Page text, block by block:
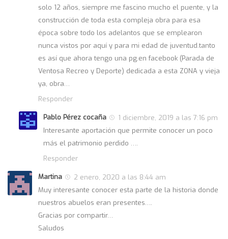
solo 12 años, siempre me fascino mucho el puente, y la
construcción de toda esta compleja obra para esa
época sobre todo los adelantos que se emplearon
nunca vistos por aquí y para mi edad de juventud.tanto
es así que ahora tengo una pg.en facebook (Parada de
Ventosa Recreo y Deporte) dedicada a esta ZONA y vieja
ya, obra…
Responder
Pablo Pérez cocaña
1 diciembre, 2019 a las 7:16 pm
Interesante aportación que permite conocer un poco
más el patrimonio perdido ….
Responder
Martina
2 enero, 2020 a las 8:44 am
Muy interesante conocer esta parte de la historia donde
nuestros abuelos eran presentes….
Gracias por compartir…
Saludos